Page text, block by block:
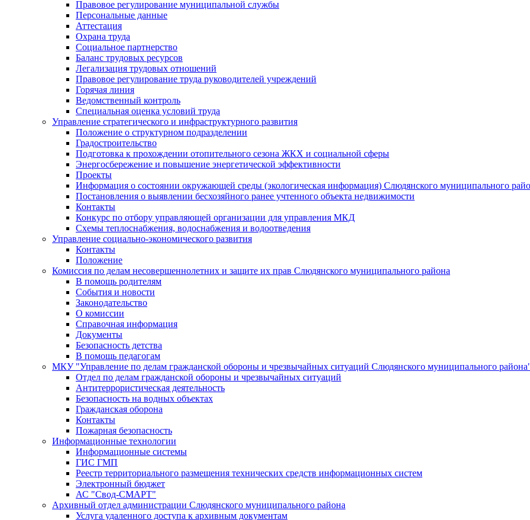
Правовое регулирование муниципальной службы
Персональные данные
Аттестация
Охрана труда
Социальное партнерство
Баланс трудовых ресурсов
Легализация трудовых отношений
Правовое регулирование труда руководителей учреждений
Горячая линия
Ведомственный контроль
Специальная оценка условий труда
Управление стратегического и инфраструктурного развития
Положение о структурном подразделении
Градостроительство
Подготовка к прохождении отопительного сезона ЖКХ и социальной сферы
Энергосбережение и повышение энергетической эффективности
Проекты
Информация о состоянии окружающей среды (экологическая информация) Слюдянского муниципального
Постановления о выявлении бесхозяйного ранее учтенного объекта недвижимости
Контакты
Конкурс по отбору управляющей организации для управления МКД
Схемы теплоснабжения, водоснабжения и водоотведения
Управление социально-экономического развития
Контакты
Положение
Комиссия по делам несовершеннолетних и защите их прав Слюдянского муниципального района
В помощь родителям
События и новости
Законодательство
О комиссии
Справочная информация
Документы
Безопасность детства
В помощь педагогам
МКУ "Управление по делам гражданской обороны и чрезвычайных ситуаций Слюдянского муниципального
Отдел по делам гражданской обороны и чрезвычайных ситуаций
Антитеррористическая деятельность
Безопасность на водных объектах
Гражданская оборона
Контакты
Пожарная безопасность
Информационные технологии
Информационные системы
ГИС ГМП
Реестр территориального размещения технических средств информационных систем
Электронный бюджет
АС "Свод-СМАРТ"
Архивный отдел администрации Слюдянского муниципального района
Услуга удаленного доступа к архивным документам